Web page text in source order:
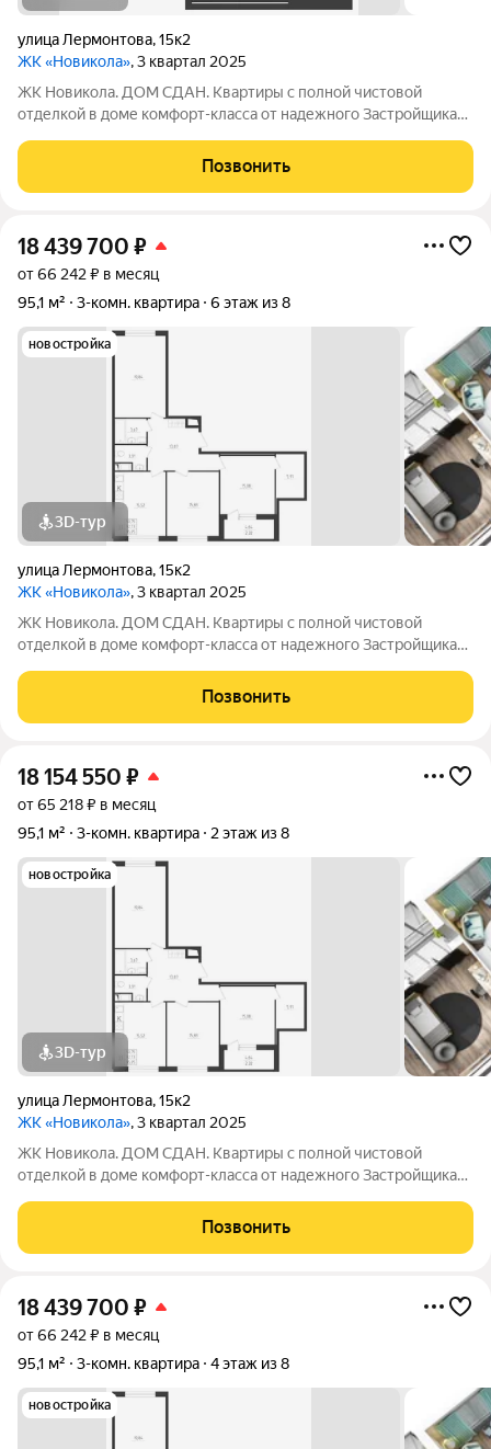
улица Лермонтова,15к2
ЖК «Новикола», 3 квартал 2025
ЖК Новикола. ДОМ СДАН. Квартиры с полной чистовой
отделкой в доме комфорт-класса от надежного Застройщика
время вдали от шума и суеты улиц.
Позвонить
18 439 700 ₽
от 66 242 ₽ в месяц
95,1 м²
3-комн. квартира 6 этаж из 8
новостройка
3D-тур
улица Лермонтова,15к2
ЖК «Новикола», 3 квартал 2025
ЖК Новикола. ДОМ СДАН. Квартиры с полной чистовой
отделкой в доме комфорт-класса от надежного Застройщика
время вдали от шума и суеты улиц.
Позвонить
18 154 550 ₽
от 65 218 ₽ в месяц
95,1 м²
3-комн. квартира 2 этаж из 8
новостройка
3D-тур
улица Лермонтова,15к2
ЖК «Новикола», 3 квартал 2025
ЖК Новикола. ДОМ СДАН. Квартиры с полной чистовой
отделкой в доме комфорт-класса от надежного Застройщика
время вдали от шума и суеты улиц.
Позвонить
18 439 700 ₽
от 66 242 ₽ в месяц
95,1 м²
3-комн. квартира 4 этаж из 8
новостройка